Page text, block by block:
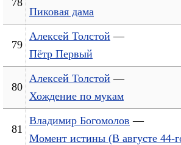
Пиковая дама
79
Алексей Толстой —
Пётр Первый
80
Алексей Толстой —
Хождение по мукам
81
Владимир Богомолов —
Момент истины (В августе 44-